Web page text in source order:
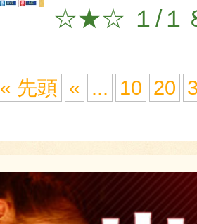
☆★☆ １/１
« 先頭 « ... 10 20